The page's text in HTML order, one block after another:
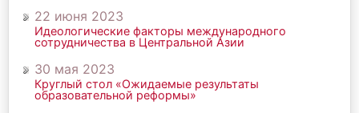
22 июня 2023
Идеологические факторы международного
сотрудничества в Центральной Азии
30 мая 2023
Круглый стол «Ожидаемые результаты
образовательной реформы»